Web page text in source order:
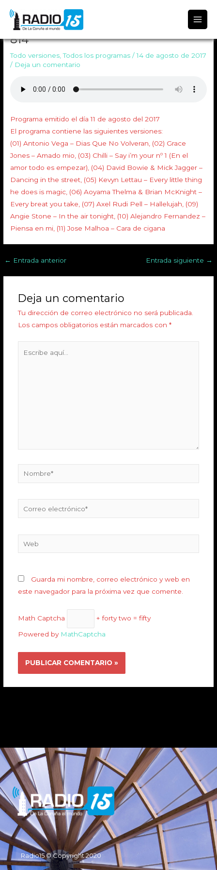
PROGRAMA TODO VERSIONES
814
Todo versiones ,Todos los programas /14 de agosto de 2017
/ Deja un comentario
Programa emitido el día 11 de agosto del 2017
El programa contiene las siguientes versiones:
(01) Antonio Vega – Dias Que No Volveran, (02) Grace
Jones – Amado mio, (03) Chilli – Say i’m your nº 1 (En el
amor todo es empezar), (04) David Bowie & Mick Jagger –
Dancing in the street, (05) Kevyn Lettau – Every little thing
he does is magic, (06) Aoyama Thelma & Brian McKnight –
Every breat you take, (07) Axel Rudi Pell – Hallelujah, (09)
Angie Stone – In the air tonight, (10) Alejandro Fernandez –
Piensa en mi, (11) Jose Malhoa – Cara de cigana
← Entrada anterior Entrada siguiente →
Deja un comentario
Tu dirección de correo electrónico no será publicada.
Los campos obligatorios están marcados con *
Guarda mi nombre, correo electrónico y web en
este navegador para la próxima vez que comente.
Math Captcha + forty two = fifty
Powered by MathCaptcha
Radio15 © Copyright 2020